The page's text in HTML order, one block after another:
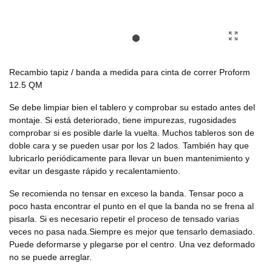
Recambio tapiz / banda a medida para cinta de correr Proform
12.5 QM
Se debe limpiar bien el tablero y comprobar su estado antes del
montaje. Si está deteriorado, tiene impurezas, rugosidades
comprobar si es posible darle la vuelta. Muchos tableros son de
doble cara y se pueden usar por los 2 lados. También hay que
lubricarlo periódicamente para llevar un buen mantenimiento y
evitar un desgaste rápido y recalentamiento.
Se recomienda no tensar en exceso la banda. Tensar poco a
poco hasta encontrar el punto en el que la banda no se frena al
pisarla. Si es necesario repetir el proceso de tensado varias
veces no pasa nada.Siempre es mejor que tensarlo demasiado.
Puede deformarse y plegarse por el centro. Una vez deformado
no se puede arreglar.